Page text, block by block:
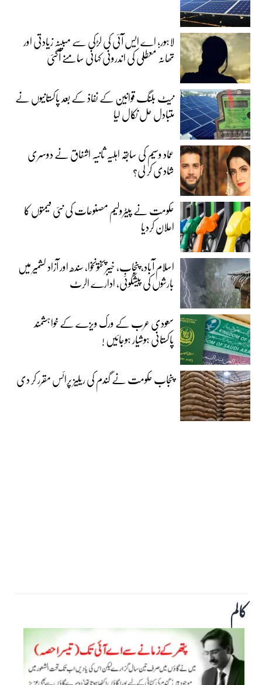
لاہور؛ اے ایس آئی کی لڑکی سے مبینہ زیادتی اور
تھانہ معطلی کی اندرونی کہانی سامنے آگئی
نیٹ بلنگ قوانین کے نفاذ کے بعد پاکستانیوں نے
متبادل حل نکال لیا
عماد وسیم کی سابقہ اہلیہ ثانیہ اشفاق نے دوسری
شادی کر لی؟
حکومت نے پیٹرولیم مصنوعات کی نئی قیمتوں کا
اعلان کردیا
اسلام آباد، پنجاب، خیبرپختونخوا، سندھ اور آزاد کشمیر میں
بارشوں کی پیشگوئی، ادارے الرٹ
سعودی عرب کے ورک ویزے کے خواہشمند
پاکستانی ہوشیار ہوجائیں !
پنجاب حکومت نے گندم کی ریلیز پرائس مقرر کر دی‎
کالم